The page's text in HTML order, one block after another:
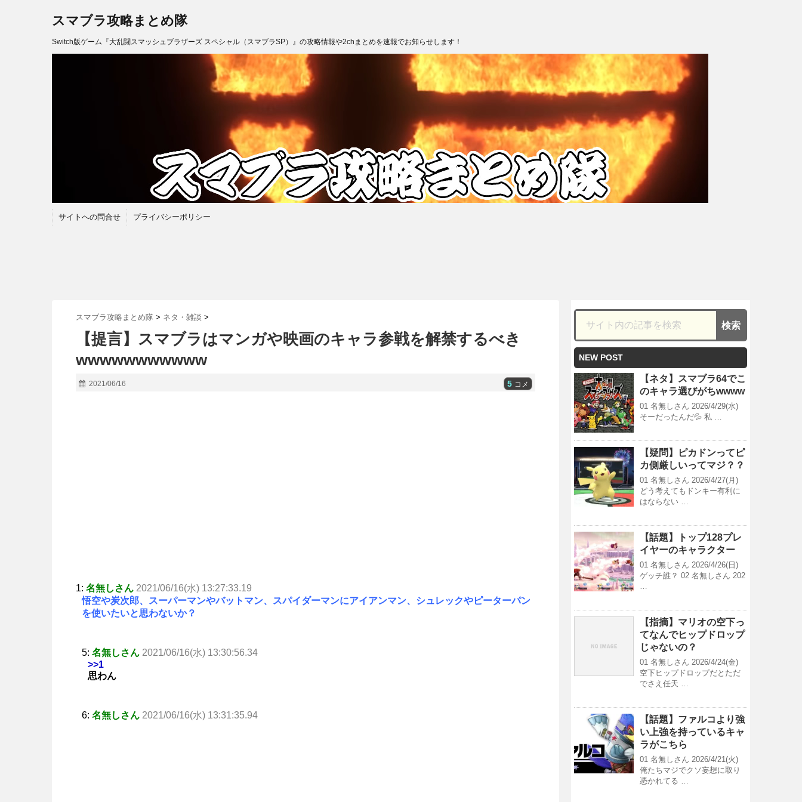
スマブラ攻略まとめ隊
Switch版ゲーム『大乱闘スマッシュブラザーズ スペシャル（スマブラSP）』の攻略情報や2chまとめを速報でお知らせします！
サイトへの問合せ プライバシーポリシー
スマブラ攻略まとめ隊 > ネタ・雑談 >
【提言】スマブラはマンガや映画のキャラ参戦を解禁するべき
wwwwwwwwwww
2021/06/16 5 コメ
1: 名無しさん 2021/06/16(水) 13:27:33.19
悟空や炭次郎、スーパーマンやバットマン、スパイダーマンにアイアンマン、シュレックやピーターパン
を使いたいと思わないか？
5: 名無しさん 2021/06/16(水) 13:30:56.34
>>1
思わん
6: 名無しさん 2021/06/16(水) 13:31:35.94
NEW POST
【ネタ】スマブラ64でこ
のキャラ選びがちwwww
01 名無しさん 2026/4/29(水)
そーだったんだ💦 私 …
【疑問】ピカドンってピ
カ側厳しいってマジ？？
01 名無しさん 2026/4/27(月)
どう考えてもドンキー有利に
はならない …
【話題】トップ128プレ
イヤーのキャラクター
01 名無しさん 2026/4/26(日)
ゲッチ誰？ 02 名無しさん 202
…
【指摘】マリオの空下っ
てなんでヒップドロップ
じゃないの？
01 名無しさん 2026/4/24(金)
空下ヒップドロップだとただ
でさえ任天 …
【話題】ファルコより強
い上強を持っているキャ
ラがこちら
01 名無しさん 2026/4/21(火)
俺たちマジでクソ妄想に取り
憑かれてる …